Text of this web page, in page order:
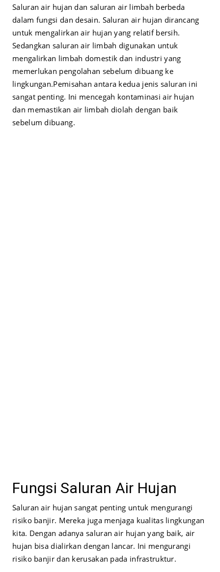
Saluran air hujan dan saluran air limbah berbeda
dalam fungsi dan desain. Saluran air hujan dirancang
untuk mengalirkan air hujan yang relatif bersih.
Sedangkan saluran air limbah digunakan untuk
mengalirkan limbah domestik dan industri yang
memerlukan pengolahan sebelum dibuang ke
lingkungan.Pemisahan antara kedua jenis saluran ini
sangat penting. Ini mencegah kontaminasi air hujan
dan memastikan air limbah diolah dengan baik
sebelum dibuang.
Fungsi Saluran Air Hujan
Saluran air hujan sangat penting untuk mengurangi
risiko banjir. Mereka juga menjaga kualitas lingkungan
kita. Dengan adanya saluran air hujan yang baik, air
hujan bisa dialirkan dengan lancar. Ini mengurangi
risiko banjir dan kerusakan pada infrastruktur.